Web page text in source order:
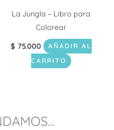
La Jungla – Libro para
Colorear
$ 75.000
AÑADIR AL
CARRITO